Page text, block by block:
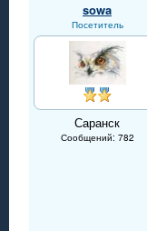
sowa
Посетитель
Саранск
Сообщений: 782